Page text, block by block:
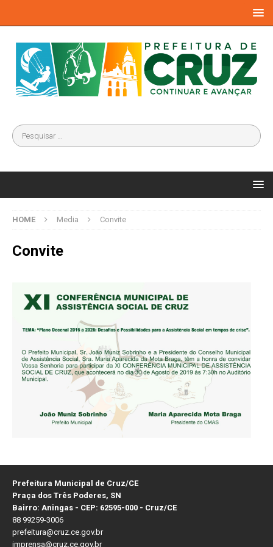
HOME Media Convite
Convite
Prefeitura Municipal de Cruz/CE
Praça dos Três Poderes, SN
Bairro: Aningas - CEP: 62595-000 - Cruz/CE
88 99259-3006
prefeitura@cruz.ce.gov.br
imprensa@cruz.ce.gov.br